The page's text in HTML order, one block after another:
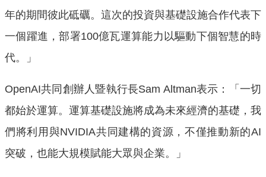
年的期間彼此砥礪。這次的投資與基礎設施合作代表下
一個躍進，部署100億瓦運算能力以驅動下個智慧的時
代。」
OpenAI共同創辦人暨執行長Sam Altman表示：「一切
都始於運算。運算基礎設施將成為未來經濟的基礎，我
們將利用與NVIDIA共同建構的資源，不僅推動新的AI
突破，也能大規模賦能大眾與企業。」